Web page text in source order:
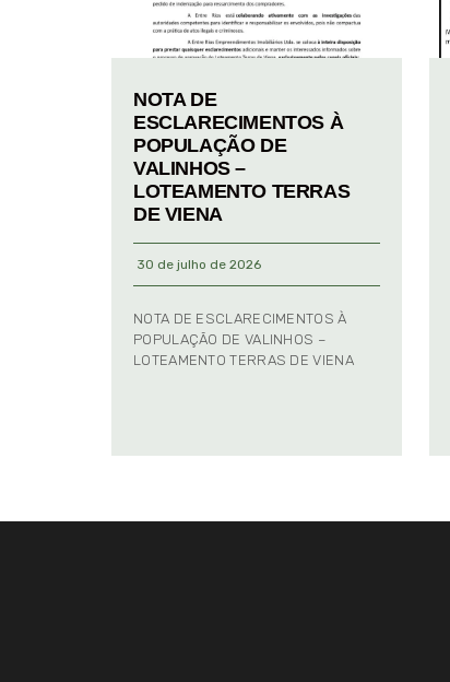
NOTA DE
ESCLARECIMENTOS À
POPULAÇÃO DE
VALINHOS –
LOTEAMENTO TERRAS
DE VIENA
30 de julho de 2026
NOTA DE ESCLARECIMENTOS À
POPULAÇÃO DE VALINHOS –
LOTEAMENTO TERRAS DE VIENA